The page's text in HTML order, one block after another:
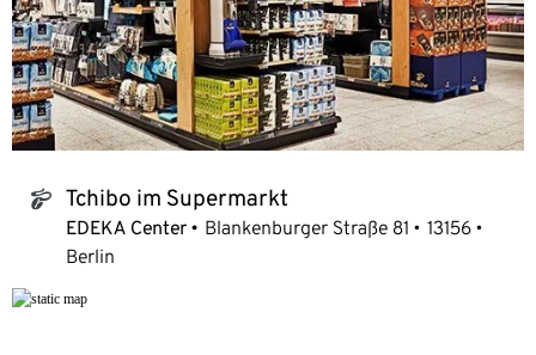
tchibo_logo Tchibo im Supermarkt
EDEKA Center Blankenburger Straße 81
13156
Berlin